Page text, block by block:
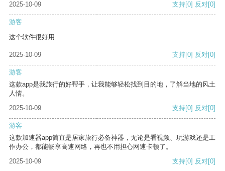
2025-10-09
支持[0] 反对[0]
游客
这个软件很好用
2025-10-09 支持[0] 反对[0]
游客
这款app是我旅行的好帮手，让我能够轻松找到目的地，了解当地的风土
人情。
2025-10-09
支持[0] 反对[0]
游客
这款加速器app简直是居家旅行必备神器，无论是看视频、玩游戏还是工
作办公，都能畅享高速网络，再也不用担心网速卡顿了。
2025-10-09
支持[0] 反对[0]